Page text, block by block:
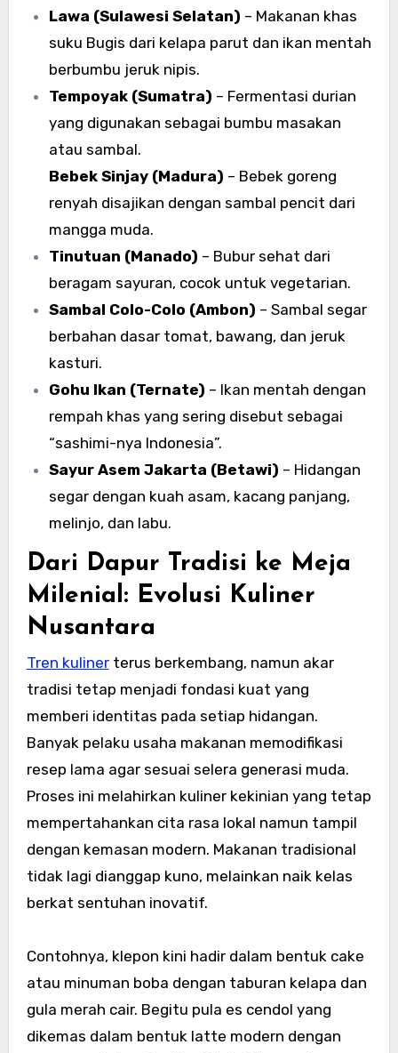
Lawa (Sulawesi Selatan) – Makanan khas
suku Bugis dari kelapa parut dan ikan mentah
berbumbu jeruk nipis.
Tempoyak (Sumatra) – Fermentasi durian
yang digunakan sebagai bumbu masakan
atau sambal.
Bebek Sinjay (Madura) – Bebek goreng
renyah disajikan dengan sambal pencit dari
mangga muda.
Tinutuan (Manado) – Bubur sehat dari
beragam sayuran, cocok untuk vegetarian.
Sambal Colo-Colo (Ambon) – Sambal segar
berbahan dasar tomat, bawang, dan jeruk
kasturi.
Gohu Ikan (Ternate) – Ikan mentah dengan
rempah khas yang sering disebut sebagai
“sashimi-nya Indonesia”.
Sayur Asem Jakarta (Betawi) – Hidangan
segar dengan kuah asam, kacang panjang,
melinjo, dan labu.
Dari Dapur Tradisi ke Meja
Milenial: Evolusi Kuliner
Nusantara
Tren kulinerterus berkembang, namun akar
tradisi tetap menjadi fondasi kuat yang
memberi identitas pada setiap hidangan.
Banyak pelaku usaha makanan memodifikasi
resep lama agar sesuai selera generasi muda.
Proses ini melahirkan kuliner kekinian yang tetap
mempertahankan cita rasa lokal namun tampil
dengan kemasan modern. Makanan tradisional
tidak lagi dianggap kuno, melainkan naik kelas
berkat sentuhan inovatif.
Contohnya, klepon kini hadir dalam bentuk cake
atau minuman boba dengan taburan kelapa dan
gula merah cair. Begitu pula es cendol yang
dikemas dalam bentuk latte modern dengan